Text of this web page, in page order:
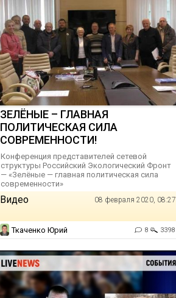
ЗЕЛЁНЫЕ – ГЛАВНАЯ
ПОЛИТИЧЕСКАЯ СИЛА
СОВРЕМЕННОСТИ!
Конференция представителей сетевой
структуры Российский Экологический Фронт
— «Зелёные — главная политическая сила
современности»
Видео 08 февраля 2020, 08:27
Ткаченко Юрий 8 3398